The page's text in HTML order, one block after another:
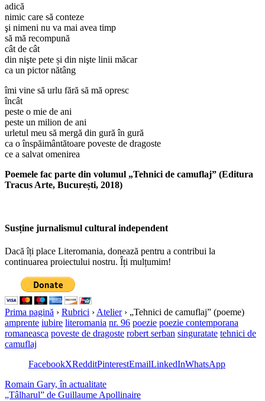
adică
nimic care să conteze
şi nimeni nu va mai avea timp
să mă recompună
cât de cât
din nişte pete și din nişte linii măcar
ca un pictor nătâng
îmi vine să urlu fără să mă opresc
încât
peste o mie de ani
peste un milion de ani
urletul meu să mergă din gură în gură
ca o înspăimântătoare poveste de dragoste
ce a salvat omenirea
Poemele fac parte din volumul „Tehnici de camuflaj” (Editura
Tracus Arte, București, 2018)
Susține jurnalismul cultural independent
Dacă îți place Literomania, donează pentru a contribui la
continuarea proiectului nostru. Îți mulțumim!
Prima pagină › Rubrici › Atelier › „Tehnici de camuflaj” (poeme)
amprente iubire literomania nr. 96 poezie poezie contemporana
romaneasca poveste de dragoste robert serban singuratate tehnici de
camuflaj
FacebookXRedditPinterestEmailLinkedInWhatsApp
Romain Gary, în actualitate
„Tâlharul” de Guillaume Apollinaire